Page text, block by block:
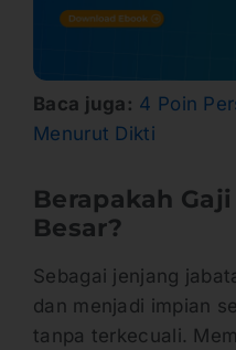
Baca juga: 4 Poin
Menurut Dikti
Berapakah
Besar?
Sebagai jenjang
dan menjadi impian
tanpa terkecuali.